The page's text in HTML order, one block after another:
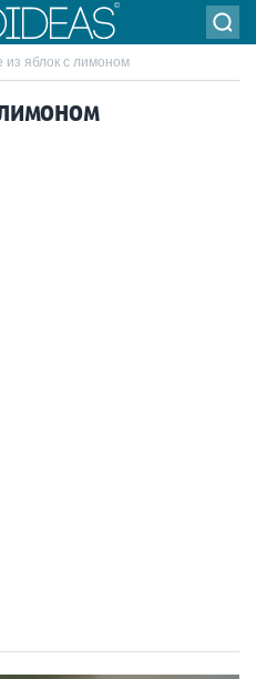
из яблок с лимоном